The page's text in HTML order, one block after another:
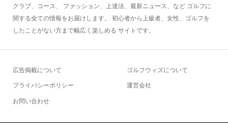
クラブ、コース、 ファッション、上達法、最新ニュース、など ゴルフに
関する全ての情報をお届けします。 初心者から上級者、女性、ゴルフを
したことがない方まで幅広く楽しめる サイトです。
広告掲載について
プライバシーポリシー
お問い合わせ
ゴルフウィズについて
運営会社